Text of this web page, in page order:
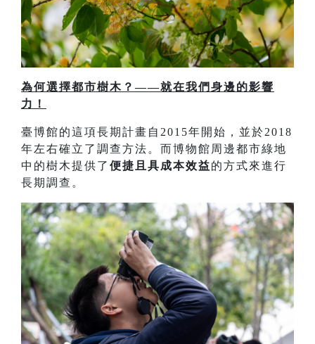
為何選擇都市樹木？——就在我們身邊的影響
力！
臺博館的這項長期計畫自2015年開始，並於2018
年左右確立了調查方法。而博物館周邊都市綠地
中的樹木提供了 便捷且具成本效益的方式來進行
長期調查。